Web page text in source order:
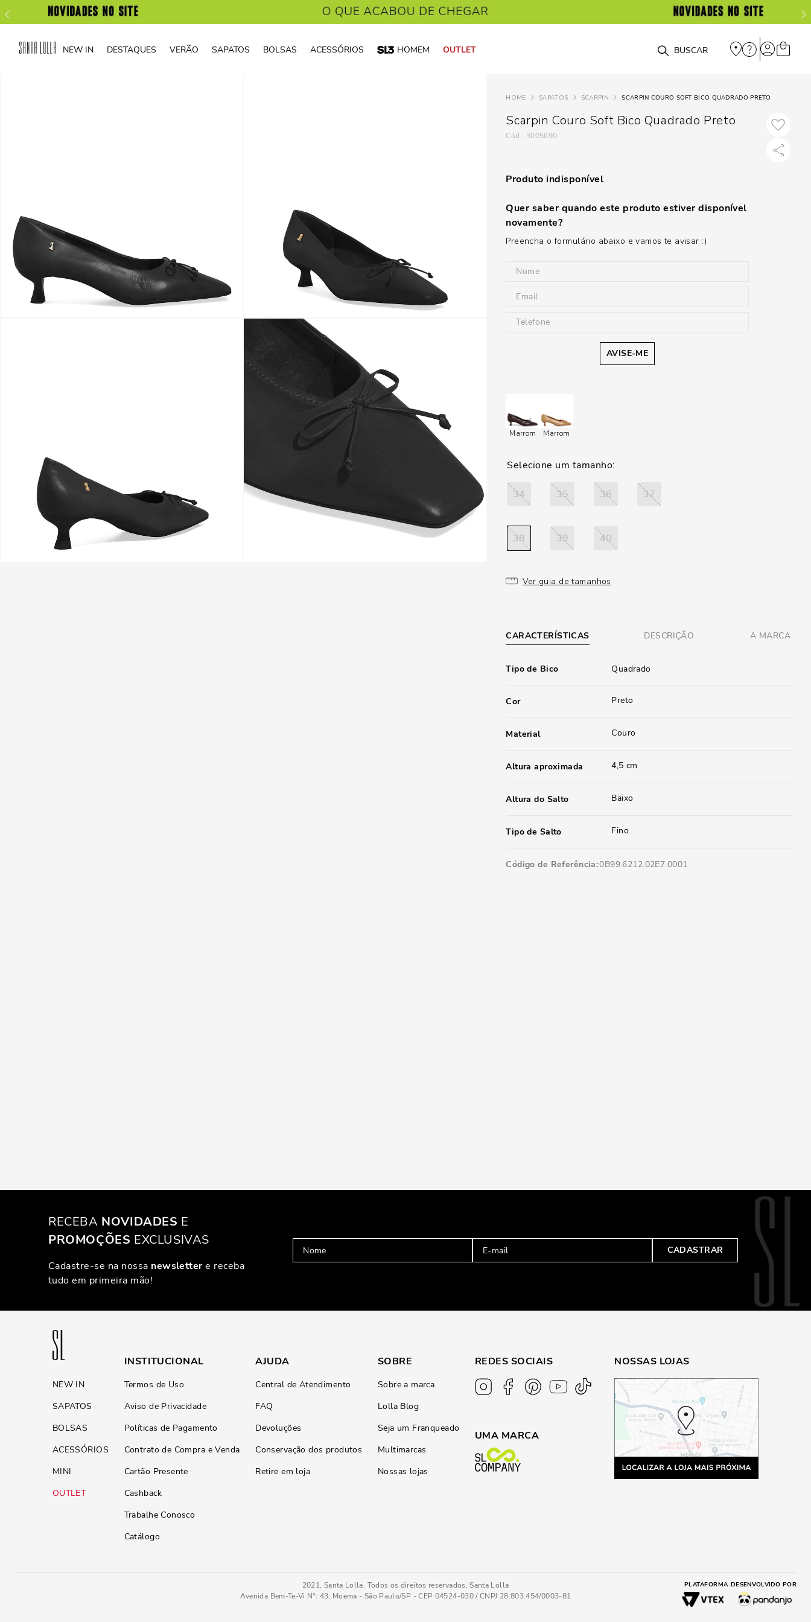
NEW IN DESTAQUES VERÃO SAPATOS BOLSAS ACESSÓRIOS HOMEM OUTLET O que você está procurando?
SAPATOS SCARPIN SCARPIN COURO SOFT BICO QUADRADO PRETO
Scarpin Couro Soft Bico Quadrado Preto
: 3005690
Produto indisponível
Quer saber quando este produto estiver disponível
novamente?
Preencha o formulário abaixo e vamos te avisar :)
AVISE-ME
Marrom Marrom
34 35 36 37
38 39 40
Ver guia de tamanhos
CARACTERÍSTICAS DESCRIÇÃO A MARCA
Tipo de Bico Quadrado
Cor Preto
Material Couro
Altura aproximada 4,5 cm
Altura do Salto Baixo
Tipo de Salto Fino
Código de Referência 0B99.6212.02E7.0001
RECEBA NOVIDADES E
PROMOÇÕES EXCLUSIVAS
Cadastre-se na nossa newslettere receba
tudo em primeira mão!
CADASTRAR
NEW IN
SAPATOS
BOLSAS
ACESSÓRIOS
MINI
OUTLET
INSTITUCIONAL
Termos de Uso
Aviso de Privacidade
Políticas de Pagamento
Contrato de Compra e Venda
Cartão Presente
Cashback
Trabalhe Conosco
Catálogo
AJUDA
Central de Atendimento
FAQ
Devoluções
Conservação dos produtos
Retire em loja
SOBRE
Sobre a marca
Lolla Blog
Seja um Franqueado
Multimarcas
Nossas lojas
REDES SOCIAIS
UMA MARCA
NOSSAS LOJAS
2021, Santa Lolla, Todos os direitos reservados, Santa Lolla
Avenida Bem-Te-Vi N°: 43, Moema - São Paulo/SP - CEP 04524-030 / CNPJ 28.803.454/0003-81
PLATAFORMA DESENVOLVIDO POR